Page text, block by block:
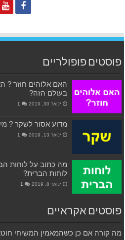
פוסטים פופולריים
האם אלוהים חוזר ?
בעולם הזה?
ינואר 30, 2019 1
מדוע אסור לשקר ?
ינואר 13, 2019 1
מה כתוב על לוחות
לוחות הברית?
ינואר 8, 2019 1
פוסטים אקראיים
מה קורה אם כן כשהמאמין המשיחי